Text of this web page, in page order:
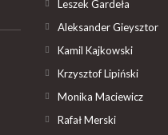
Leszek Gardeła
Aleksander Gieysztor
Kamil Kajkowski
Krzysztof Lipiński
Monika Maciewicz
Rafał Merski